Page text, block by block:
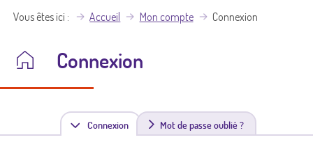
Vous êtes ici Accueil Mon compte Connexion
Connexion
Connexion(
Mot de passe oublié ?